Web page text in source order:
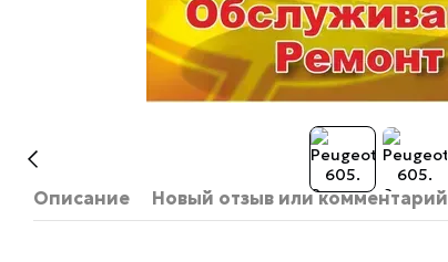
Описание Новый отзыв или комментарий